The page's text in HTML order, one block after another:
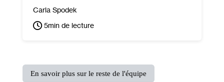
Carla Spodek
5min de lecture
En savoir plus sur le reste de l'équipe